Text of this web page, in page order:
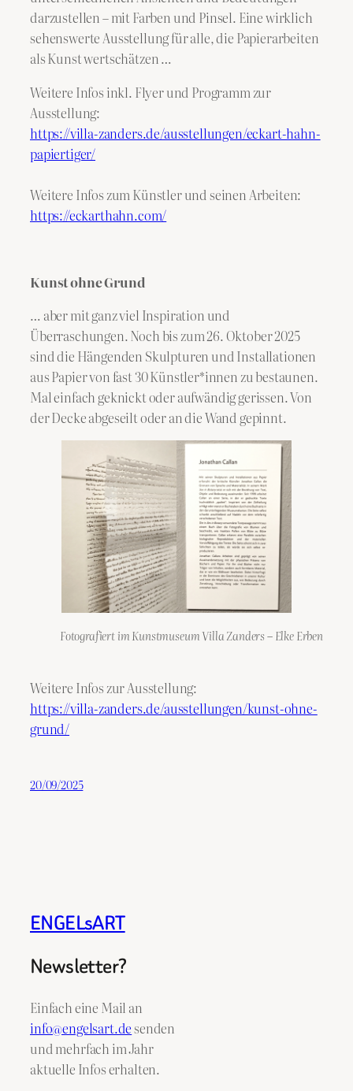
darzustellen – mit Farben und Pinsel. Eine wirklich
sehenswerte Ausstellung für alle, die Papierarbeiten
als Kunst wertschätzen …
Weitere Infos inkl. Flyer und Programm zur
Ausstellung:
https://villa-zanders.de/ausstellungen/eckart-hahn-
papiertiger/
Weitere Infos zum Künstler und seinen Arbeiten:
https://eckarthahn.com/
Kunst ohne Grund
… aber mit ganz viel Inspiration und
Überraschungen. Noch bis zum 26. Oktober 2025
sind die Hängenden Skulpturen und Installationen
aus Papier von fast 30 Künstler*innen zu bestaunen.
Mal einfach geknickt oder aufwändig gerissen. Von
der Decke abgeseilt oder an die Wand gepinnt.
Fotografiert im Kunstmuseum Villa Zanders – Elke Erben
Weitere Infos zur Ausstellung:
https://villa-zanders.de/ausstellungen/kunst-ohne-
grund/
20/09/2025
ENGELsART
Newsletter?
Einfach eine Mail an
info@engelsart.desenden
und mehrfach im Jahr
aktuelle Infos erhalten.